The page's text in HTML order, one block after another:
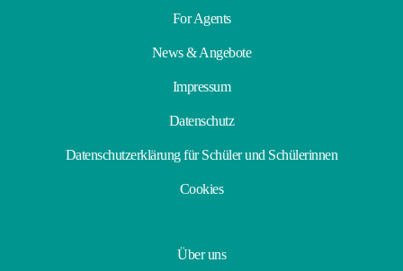
For Agents
News & Angebote
Impressum
Datenschutz
Datenschutzerklärung für Schüler und Schülerinnen
Cookies
Über uns